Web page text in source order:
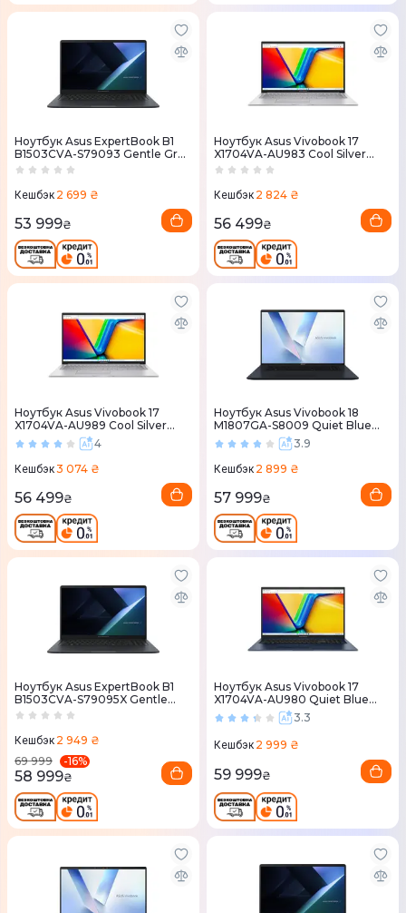
Ноутбук Asus ExpertBook B1
B1503CVA-S79093 Gentle Grey
(90NX0801-M0AEX0)
Кешбэк 2 699 ₴
53 999₴
Ноутбук Asus Vivobook 17
X1704VA-AU983 Cool Silver
(90NB13X1-M00HA0)
Кешбэк 2 824 ₴
56 499₴
Ноутбук Asus Vivobook 17
X1704VA-AU989 Cool Silver
(90NB13X1-M00HH0)
4
Кешбэк3 074 ₴
56 499₴
Ноутбук Asus Vivobook 18
M1807GA-S8009 Quiet Blue
(90NB17Y1-M000A0)
3.9
Кешбэк 2 899 ₴
57 999₴
Ноутбук Asus ExpertBook B1
B1503CVA-S79095X Gentle
Grey (90NX0801-M0AEZ0)
Кешбэк 2 949 ₴
69 999
-16%
58 999₴
Ноутбук Asus Vivobook 17
X1704VA-AU980 Quiet Blue
(90NB13X2-M00H70)
3.3
Кешбэк 2 999 ₴
59 999₴